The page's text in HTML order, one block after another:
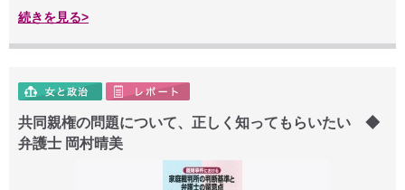
続きを見る>
共同親権の問題について、正しく知ってもらいたい ◆
弁護士 岡村晴美